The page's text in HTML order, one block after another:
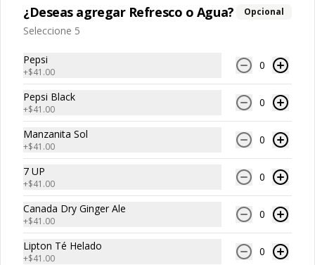
Porción para compartir de totopos de
maíz fritos bañados en salsa de queso
$129.00
Tommy Papas
Papas Fritas Individuales
Porción individual de papas fritas de
corte recto y textura crujiente.
¿Deseas agregar Refresco o Agua? Opcional
Seleccione 5
Pepsi
+$41.00
0
Pepsi Black
+$41.00
0
Manzanita Sol
+$41.00
0
7 UP
+$41.00
0
Canada Dry Ginger Ale
+$41.00
0
Lipton Té Helado
+$41.00
0